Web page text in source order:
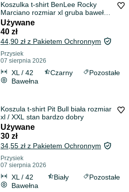
Koszulka t-shirt BenLee Rocky
Marciano rozmiar xl gruba bawełna
czarna
Używane
40 zł
44,90 zł z Pakietem Ochronnym
Przysiek
07 sierpnia 2026
XL / 42 Czarny
Pozostałe
Bawełna
Koszula t-shirt Pit Bull biała rozmiar
xl / XXL stan bardzo dobry
Używane
30 zł
34,55 zł z Pakietem Ochronnym
Przysiek
07 sierpnia 2026
XL / 42 Biały
Pozostałe
Bawełna